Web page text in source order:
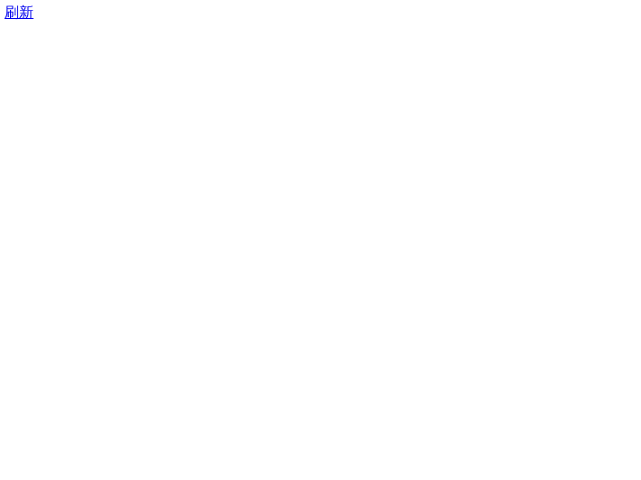
刷新